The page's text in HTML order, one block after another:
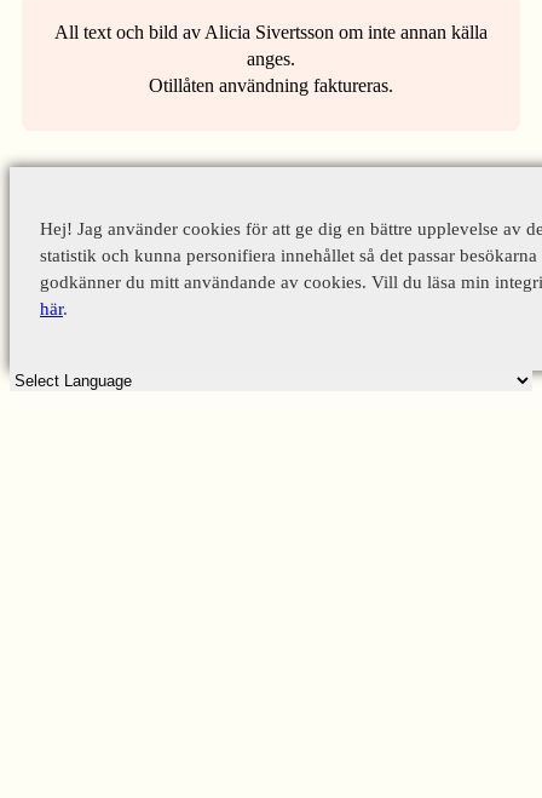
All text och bild av Alicia Sivertsson om inte annan källa
anges.
Otillåten användning faktureras.
Hej! Jag använder cookies för att ge dig en bättre upplevelse av
statistik och kunna personifiera innehållet så det passar
godkänner du mitt användande av cookies. Vill du läsa min
här.